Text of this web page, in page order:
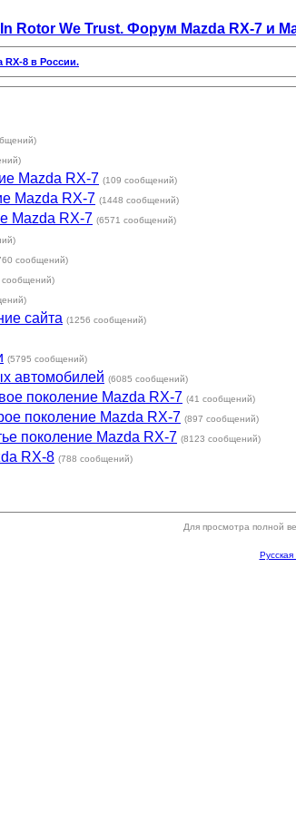
In Rotor We Trust. Форум Mazda RX-7 и
RX-8 в России.
Mazda RX-7 (109 сообщений)
Mazda RX-7 (1448 сообщений)
Mazda RX-7 (6571 сообщений)
сообщений)
сообщений)
сайта (1256 сообщений)
(5795 сообщений)
автомобилей (6085 сообщений)
поколение Mazda RX-7 (41 сообщений)
поколение Mazda RX-7 (897 сообщений)
поколение Mazda RX-7 (8123 сообщений)
RX-8 (788 сообщений)
Для просмотра полной
Русская